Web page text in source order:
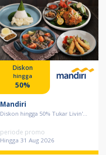
Diskon
hingga
50%
Mandiri
Diskon hingga 50% Tukar Livin'...
periode promo
Hingga 31 Aug 2026